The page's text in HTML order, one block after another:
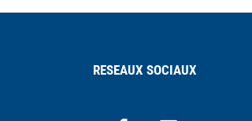
RESEAUX SOCIAUX